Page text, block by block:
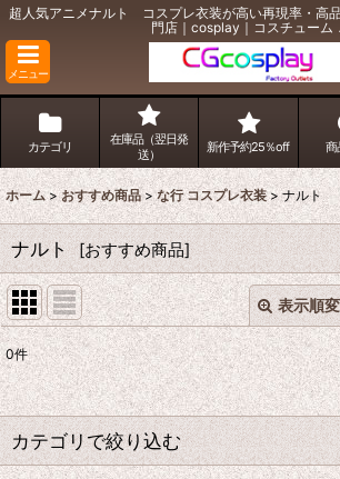
超人気アニメナルト コスプレ衣装が高い再現率・高
門店｜cosplay｜コスチューム．
メニュー
カテゴリ
在庫品（翌日発
送）
新作予約25％off 商
ホーム > おすすめ商品 > な行 コスプレ衣装 > ナルト
ナルト [おすすめ商品]
表示順
表示数:
並び順:
0件
カテゴリで絞り込む